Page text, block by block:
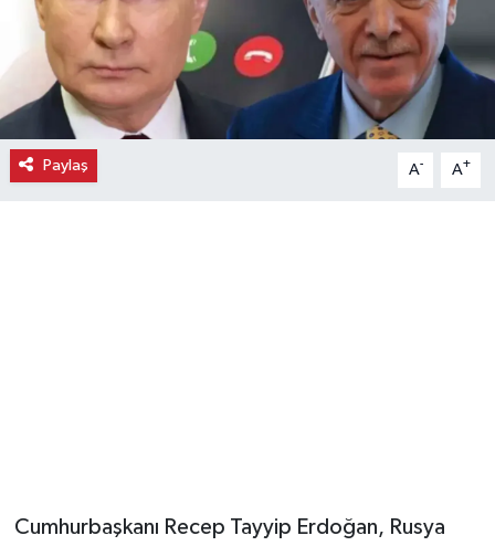
Paylaş A- A+
Cumhurbaşkanı Recep Tayyip Erdoğan, Rusya
Gündem
Gurme
Haber
Seri İlan